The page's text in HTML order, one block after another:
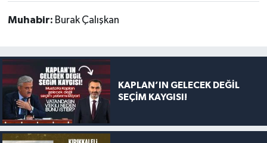
Muhabir: Burak Çalışkan
KAPLAN’IN GELECEK DEĞİL
SEÇİM KAYGISI!